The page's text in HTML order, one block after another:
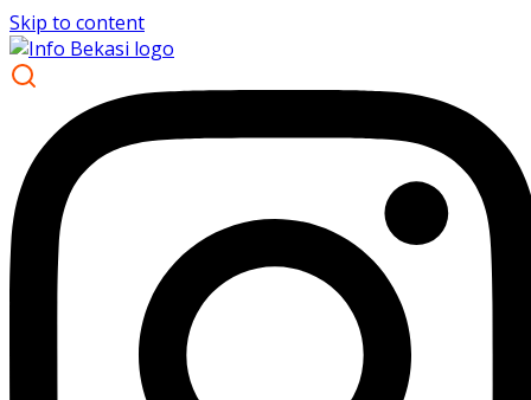
Skip to content